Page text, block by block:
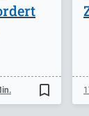
bookmark_border